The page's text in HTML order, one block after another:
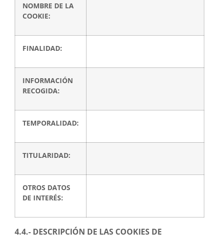
NOMBRE DE LA
COOKIE:
FINALIDAD:
INFORMACIÓN
RECOGIDA:
TEMPORALIDAD:
TITULARIDAD:
OTROS DATOS
DE INTERÉS:
4.4.- DESCRIPCIÓN DE LAS COOKIES DE